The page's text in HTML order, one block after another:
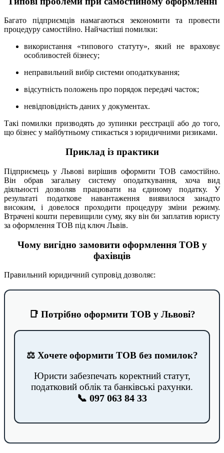
Багато підприємців намагаються зекономити та провести
процедуру самостійно. Найчастіші помилки:
використання «типового статуту», який не враховує
особливостей бізнесу;
неправильний вибір системи оподаткування;
відсутність положень про порядок передачі часток;
невідповідність даних у документах.
Такі помилки призводять до зупинки реєстрації або до того,
що бізнес у майбутньому стикається з юридичними ризиками.
Приклад із практики
Підприємець у Львові вирішив оформити ТОВ самостійно.
Він обрав загальну систему оподаткування, хоча вид
діяльності дозволяв працювати на єдиному податку. У
результаті податкове навантаження виявилося занадто
високим, і довелося проходити процедуру зміни режиму.
Втрачені кошти перевищили суму, яку він би заплатив юристу
за оформлення ТОВ під ключ Львів.
Чому вигідно замовити оформлення ТОВ у
фахівців
Правильний юридичний супровід дозволяє:
📑 Потрібно оформити ТОВ у Львові?
⚖️ Хочете оформити ТОВ без помилок?
Юристи забезпечать коректний статут,
податковий облік та банківські рахунки.
📞 097 063 84 33